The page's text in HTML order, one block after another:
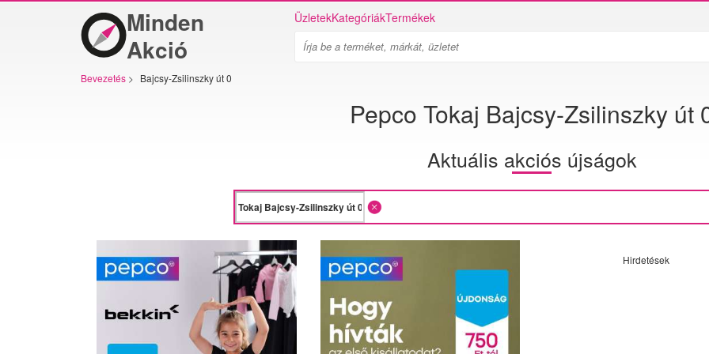
Minden
Akció
ÜzletekKategóriákTermékek
Bevezetés > Bajcsy-Zsilinszky út 0
Pepco Tokaj Bajcsy-Zsilinszky út
Aktuális akciós újságok
Hirdetések